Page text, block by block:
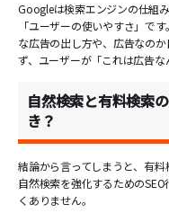
Googleは検索エンジンの仕組
「ユーザーの使いやすさ」で
な広告の出し方や、広告なの
ず、ユーザーが「これは広告な
自然検索と有料検索
き？
結論から言ってしまうと、有
自然検索を強化するための
くありません。